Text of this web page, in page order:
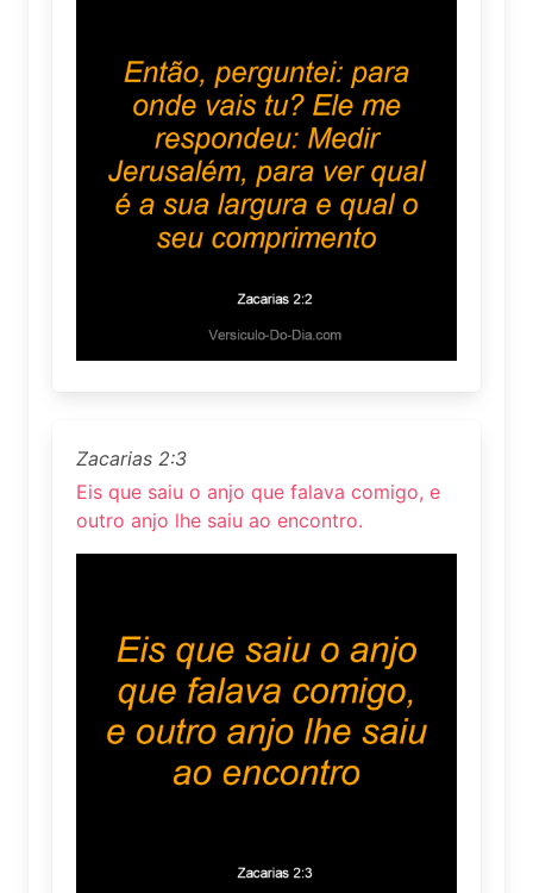
Zacarias 2:3
Eis que saiu o anjo que falava comigo, e
outro anjo lhe saiu ao encontro.